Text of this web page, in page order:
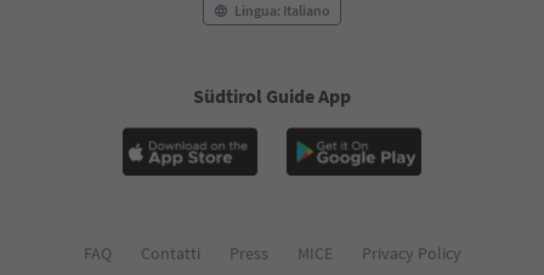
Lingua: Italiano
Südtirol Guide App
FAQ Contatti Press MICE
Privacy Policy